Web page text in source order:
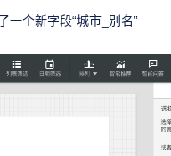
一个新字段“城市_别名”